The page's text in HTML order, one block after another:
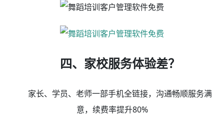
四、家校服务体验差？
家长、学员、老师一部手机全链接，沟通畅顺服务满
意，续费率提升80%